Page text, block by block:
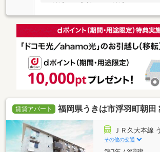
ド決済可・家賃カード決済可
賃貸アパート 福岡県うきは市浮羽町朝田
ＪＲ久大本線
その他の交通